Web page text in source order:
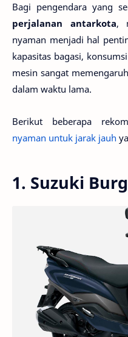
Bagi pengendara yang
perjalanan antarkota,
nyaman menjadi hal
kapasitas bagasi,
mesin sangat
dalam waktu lama.
Berikut beberapa
nyaman untuk jarak jauh
1. Suzuki